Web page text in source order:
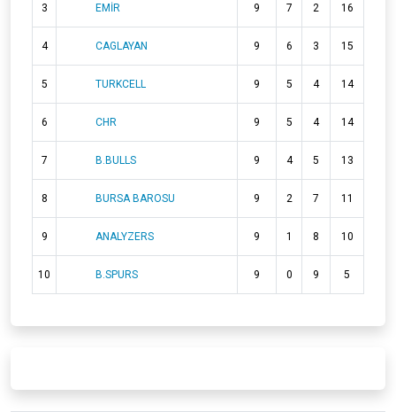
3 EMİR 9 7 2 16
4 CAGLAYAN 9 6 3 15
5 TURKCELL 9 5 4 14
6 CHR 9 5 4 14
7 B.BULLS 9 4 5 13
8 BURSA BAROSU 9 2 7 11
9 ANALYZERS 9 1 8 10
10 B.SPURS 9 0 9 5